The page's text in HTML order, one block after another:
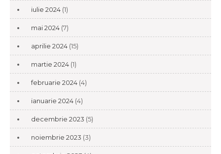
iulie 2024 (1)
mai 2024 (7)
aprilie 2024 (15)
martie 2024 (1)
februarie 2024 (4)
ianuarie 2024 (4)
decembrie 2023 (5)
noiembrie 2023 (3)